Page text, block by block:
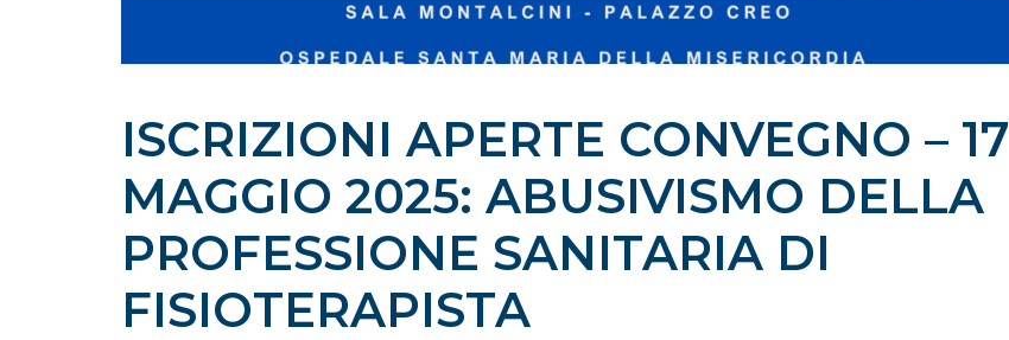
ISCRIZIONI APERTE CONVEGNO – 17
MAGGIO 2025: ABUSIVISMO DELLA
PROFESSIONE SANITARIA DI
FISIOTERAPISTA